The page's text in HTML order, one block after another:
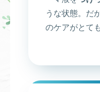
うな状態。だ
のケアがとて